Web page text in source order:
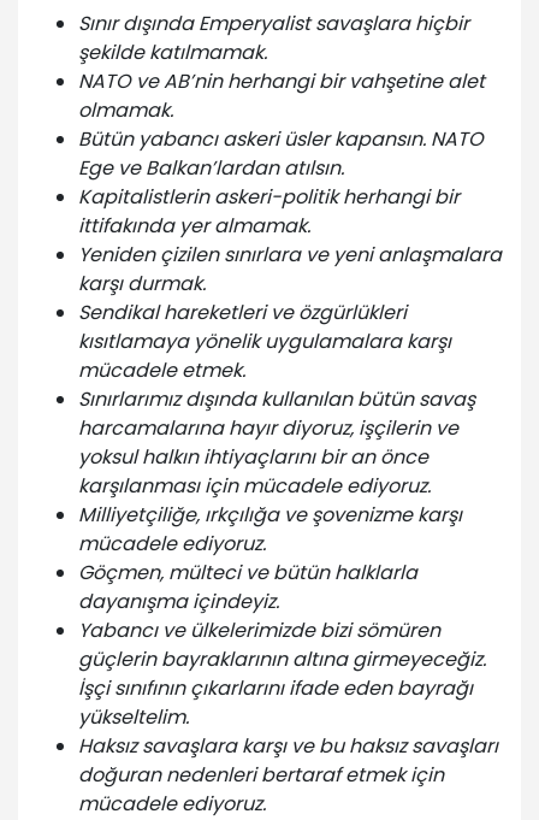
Sınır dışında Emperyalist savaşlara hiçbir
şekilde katılmamak.
NATO ve AB’nin herhangi bir vahşetine alet
olmamak.
Bütün yabancı askeri üsler kapansın. NATO
Ege ve Balkan’lardan atılsın.
Kapitalistlerin askeri-politik herhangi bir
ittifakında yer almamak.
Yeniden çizilen sınırlara ve yeni anlaşmalara
karşı durmak.
Sendikal hareketleri ve özgürlükleri
kısıtlamaya yönelik uygulamalara karşı
mücadele etmek.
Sınırlarımız dışında kullanılan bütün savaş
harcamalarına hayır diyoruz, işçilerin ve
yoksul halkın ihtiyaçlarını bir an önce
karşılanması için mücadele ediyoruz.
Milliyetçiliğe, ırkçılığa ve şovenizme karşı
mücadele ediyoruz.
Göçmen, mülteci ve bütün halklarla
dayanışma içindeyiz.
Yabancı ve ülkelerimizde bizi sömüren
güçlerin bayraklarının altına girmeyeceğiz.
İşçi sınıfının çıkarlarını ifade eden bayrağı
yükseltelim.
Haksız savaşlara karşı ve bu haksız savaşları
doğuran nedenleri bertaraf etmek için
mücadele ediyoruz.